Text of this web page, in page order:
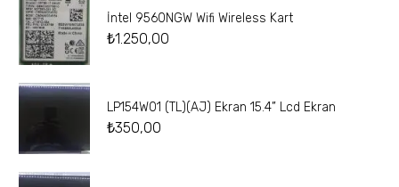
İntel 9560NGW Wifi Wireless Kart
₺1.250,00
LP154W01 (TL)(AJ) Ekran 15.4” Lcd Ekran
₺350,00